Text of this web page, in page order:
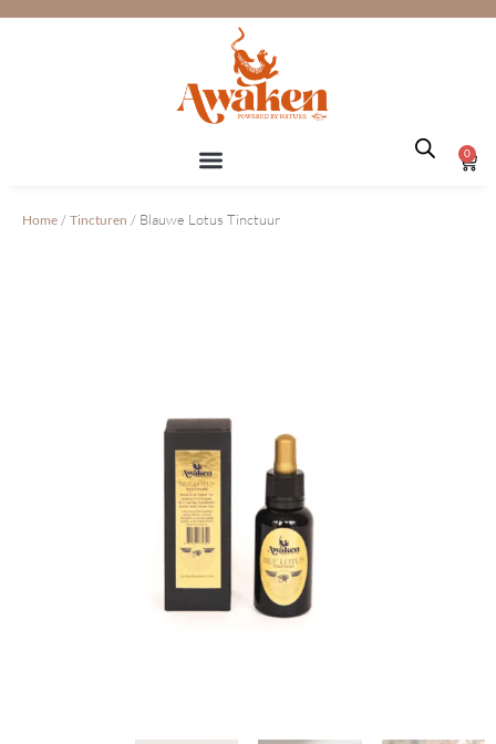
Ga
0
Home / Tincturen / Blauwe Lotus Tinctuur